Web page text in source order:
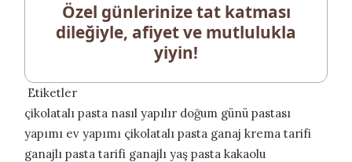
Özel günlerinize tat katması
dileğiyle, afiyet ve mutlulukla
yiyin!
Etiketler
çikolatalı pasta nasıl yapılır doğum günü pastası
yapımı ev yapımı çikolatalı pasta ganaj krema tarifi
ganajlı pasta tarifi ganajlı yaş pasta kakaolu